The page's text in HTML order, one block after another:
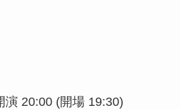
演 20:00 (開場 19:30)